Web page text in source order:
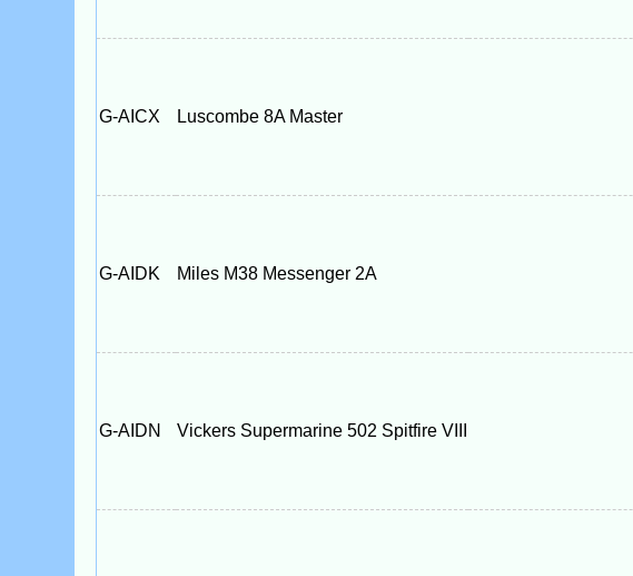
G-AICX Luscombe 8A Master
G-AIDK Miles M38 Messenger 2A
G-AIDN Vickers Supermarine 502 Spitfire VIII